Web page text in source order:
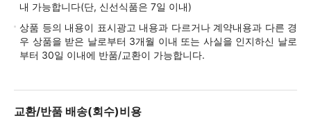
내 가능합니다(단, 신선식품은 7일 이내)
상품 등의 내용이 표시광고 내용과 다르거나 계약내용과 다른 경
우 상품을 받은 날로부터 3개월 이내 또는 사실을 인지하신 날로
부터 30일 이내에 반품/교환이 가능합니다.
교환/반품 배송(회수)비용